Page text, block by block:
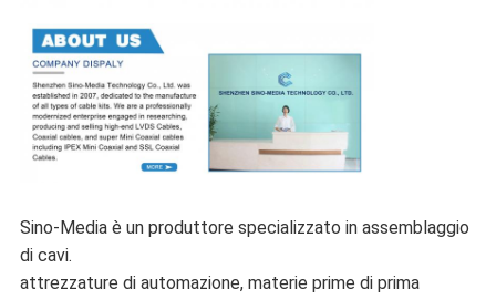
Sino-Media è un produttore specializzato in assemblaggio
di cavi.
attrezzature di automazione, materie prime di prima